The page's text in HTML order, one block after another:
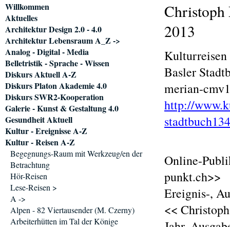
Christoph
2013
Kulturreisen
Basler
merian-
http://
Online-
punkt.ch>>
Ereignis-,
<<
Navigation
überspringen
Willkommen
Aktuelles
Architektur Design 2.0 - 4.0
Architektur Lebensraum A_Z ->
Analog - Digital - Media
Belletristik - Sprache - Wissen
Diskurs Aktuell A-Z
Diskurs Platon Akademie 4.0
Diskurs SWR2-Kooperation
Galerie - Kunst & Gestaltung 4.0
Gesundheit Aktuell
Kultur - Ereignisse A-Z
Kultur - Reisen A-Z
Begegnungs-Raum mit Werkzeug/en der
Betrachtung
Hör-Reisen
Lese-Reisen >
A ->
Alpen - 82 Viertausender (M. Czerny)
Arbeiterhütten im Tal der Könige